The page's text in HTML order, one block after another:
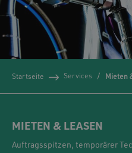
Startseite Services Mieten
MIETEN & LEASEN
Auftragsspitzen, temporärer